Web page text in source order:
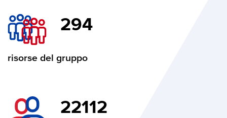
294
risorse del gruppo
22112